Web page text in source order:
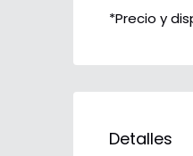
*Precio y
Detalles